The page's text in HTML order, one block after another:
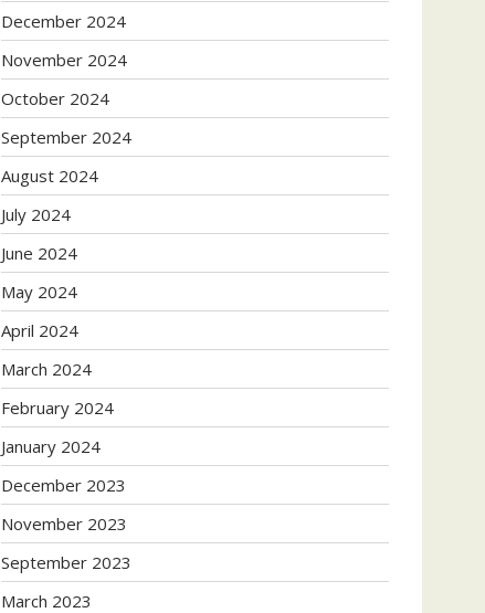
December 2024
November 2024
October 2024
September 2024
August 2024
July 2024
June 2024
May 2024
April 2024
March 2024
February 2024
January 2024
December 2023
November 2023
September 2023
March 2023